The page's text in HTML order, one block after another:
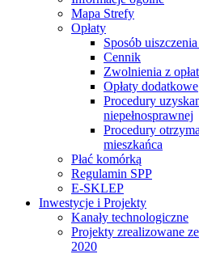
Mapa Strefy
Opłaty
Sposób uiszczenia
Cennik
Zwolnienia z opłat
Opłaty dodatkowe
Procedury
niepełnosprawnej
Procedury
mieszkańca
Płać komórką
Regulamin SPP
E-SKLEP
Inwestycje i Projekty
Kanały technologiczne
Projekty zrealizowane
2020